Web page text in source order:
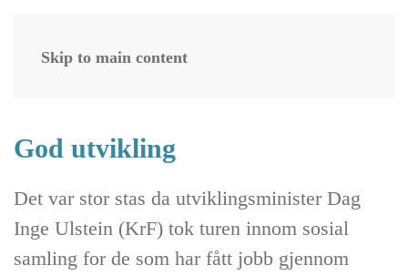
Skip to main content
Bergen
God utvikling
Det var stor stas da utviklingsminister Dag
Inge Ulstein (KrF) tok turen innom sosial
samling for de som har fått jobb gjennom